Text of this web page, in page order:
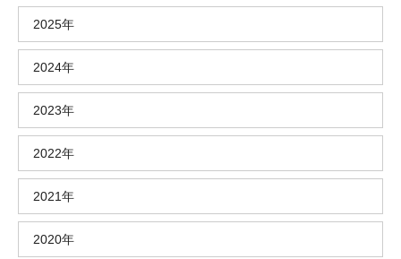
2025年
2024年
2023年
2022年
2021年
2020年